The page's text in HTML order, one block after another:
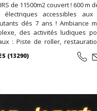
de 11500m2 couvert ! 600 m
accessibles aux
dés 7 ans ! Ambiance
des activités ludiques
: Piste de roller,
laser game, salle de loisirs
événementielles,
(13290)